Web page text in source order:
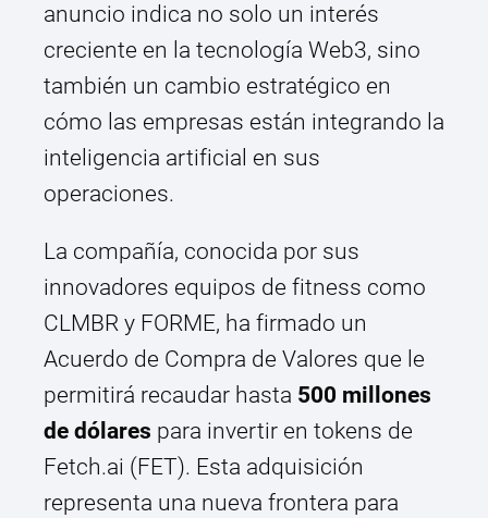
anuncio indica no solo un interés
creciente en la tecnología Web3, sino
también un cambio estratégico en
cómo las empresas están integrando la
inteligencia artificial en sus
operaciones.
La compañía, conocida por sus
innovadores equipos de fitness como
CLMBR y FORME, ha firmado un
Acuerdo de Compra de Valores que le
permitirá recaudar hasta 500 millones
de dólares para invertir en tokens de
Fetch.ai (FET). Esta adquisición
representa una nueva frontera para